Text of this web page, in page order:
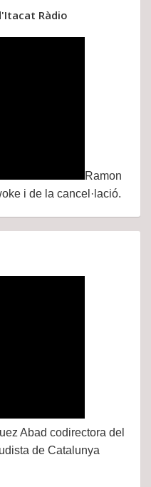
Ràdio
Ramon
i de la cancel·lació.
Abad codirectora del
de Catalunya